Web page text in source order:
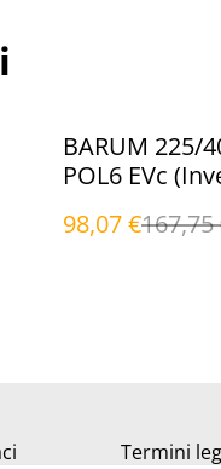
%
BARUM 225/
POL6 EVc
98,07 €167,75
Termini